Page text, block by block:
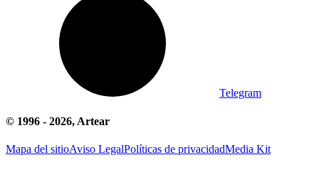
Telegram
© 1996 - 2026, Artear
Mapa del sitioAviso LegalPolíticas de privacidadMedia Kit